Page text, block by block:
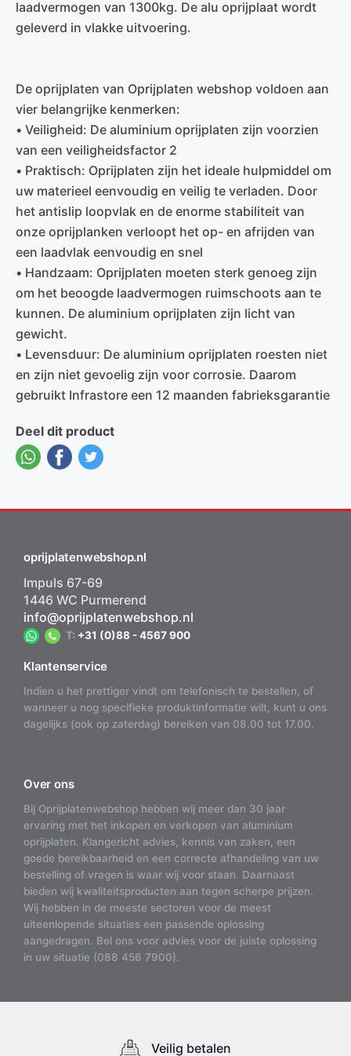
laadvermogen van 1300kg. De alu oprijplaat wordt
geleverd in vlakke uitvoering.
De oprijplaten van Oprijplaten webshop voldoen aan
vier belangrijke kenmerken:
• Veiligheid: De aluminium oprijplaten zijn voorzien
van een veiligheidsfactor 2
• Praktisch: Oprijplaten zijn het ideale hulpmiddel om
uw materieel eenvoudig en veilig te verladen. Door
het antislip loopvlak en de enorme stabiliteit van
onze oprijplanken verloopt het op- en afrijden van
een laadvlak eenvoudig en snel
• Handzaam: Oprijplaten moeten sterk genoeg zijn
om het beoogde laadvermogen ruimschoots aan te
kunnen. De aluminium oprijplaten zijn licht van
gewicht.
• Levensduur: De aluminium oprijplaten roesten niet
en zijn niet gevoelig zijn voor corrosie. Daarom
gebruikt Infrastore een 12 maanden fabrieksgarantie
Deel dit product
oprijplatenwebshop.nl
Impuls 67-69
1446 WC Purmerend
info@oprijplatenwebshop.nl
T: +31 (0)88 - 4567 900
Klantenservice
Indien u het prettiger vindt om telefonisch te bestellen, of
wanneer u nog specifieke produktinformatie wilt, kunt u ons
dagelijks (ook op zaterdag) bereiken van 08.00 tot 17.00.
Over ons
Bij Oprijplatenwebshop hebben wij meer dan 30 jaar
ervaring met het inkopen en verkopen van aluminium
oprijplaten. Klangericht advies, kennis van zaken, een
goede bereikbaarheid en een correcte afhandeling van uw
bestelling of vragen is waar wij voor staan. Daarnaast
bieden wij kwaliteitsproducten aan tegen scherpe prijzen.
Wij hebben in de meeste sectoren voor de meest
uiteenlopende situaties een passende oplossing
aangedragen. Bel ons voor advies voor de juiste oplossing
in uw situatie (088 456 7900).
Veilig betalen